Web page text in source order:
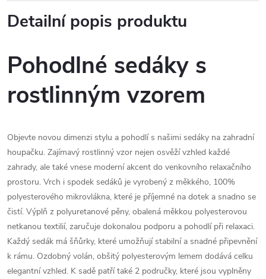
Detailní popis produktu
Pohodlné sedáky s
rostlinným vzorem
Objevte novou dimenzi stylu a pohodlí s našimi sedáky na zahradní
houpačku. Zajímavý rostlinný vzor nejen osvěží vzhled každé
zahrady, ale také vnese moderní akcent do venkovního relaxačního
prostoru. Vrch i spodek sedáků je vyrobený z měkkého, 100%
polyesterového mikrovlákna, které je příjemné na dotek a snadno se
čistí. Výplň z polyuretanové pěny, obalená měkkou polyesterovou
netkanou textilií, zaručuje dokonalou podporu a pohodlí při relaxaci.
Každý sedák má šňůrky, které umožňují stabilní a snadné připevnění
k rámu. Ozdobný volán, obšitý polyesterovým lemem dodává celku
elegantní vzhled. K sadě patří také 2 područky, které jsou vyplněny